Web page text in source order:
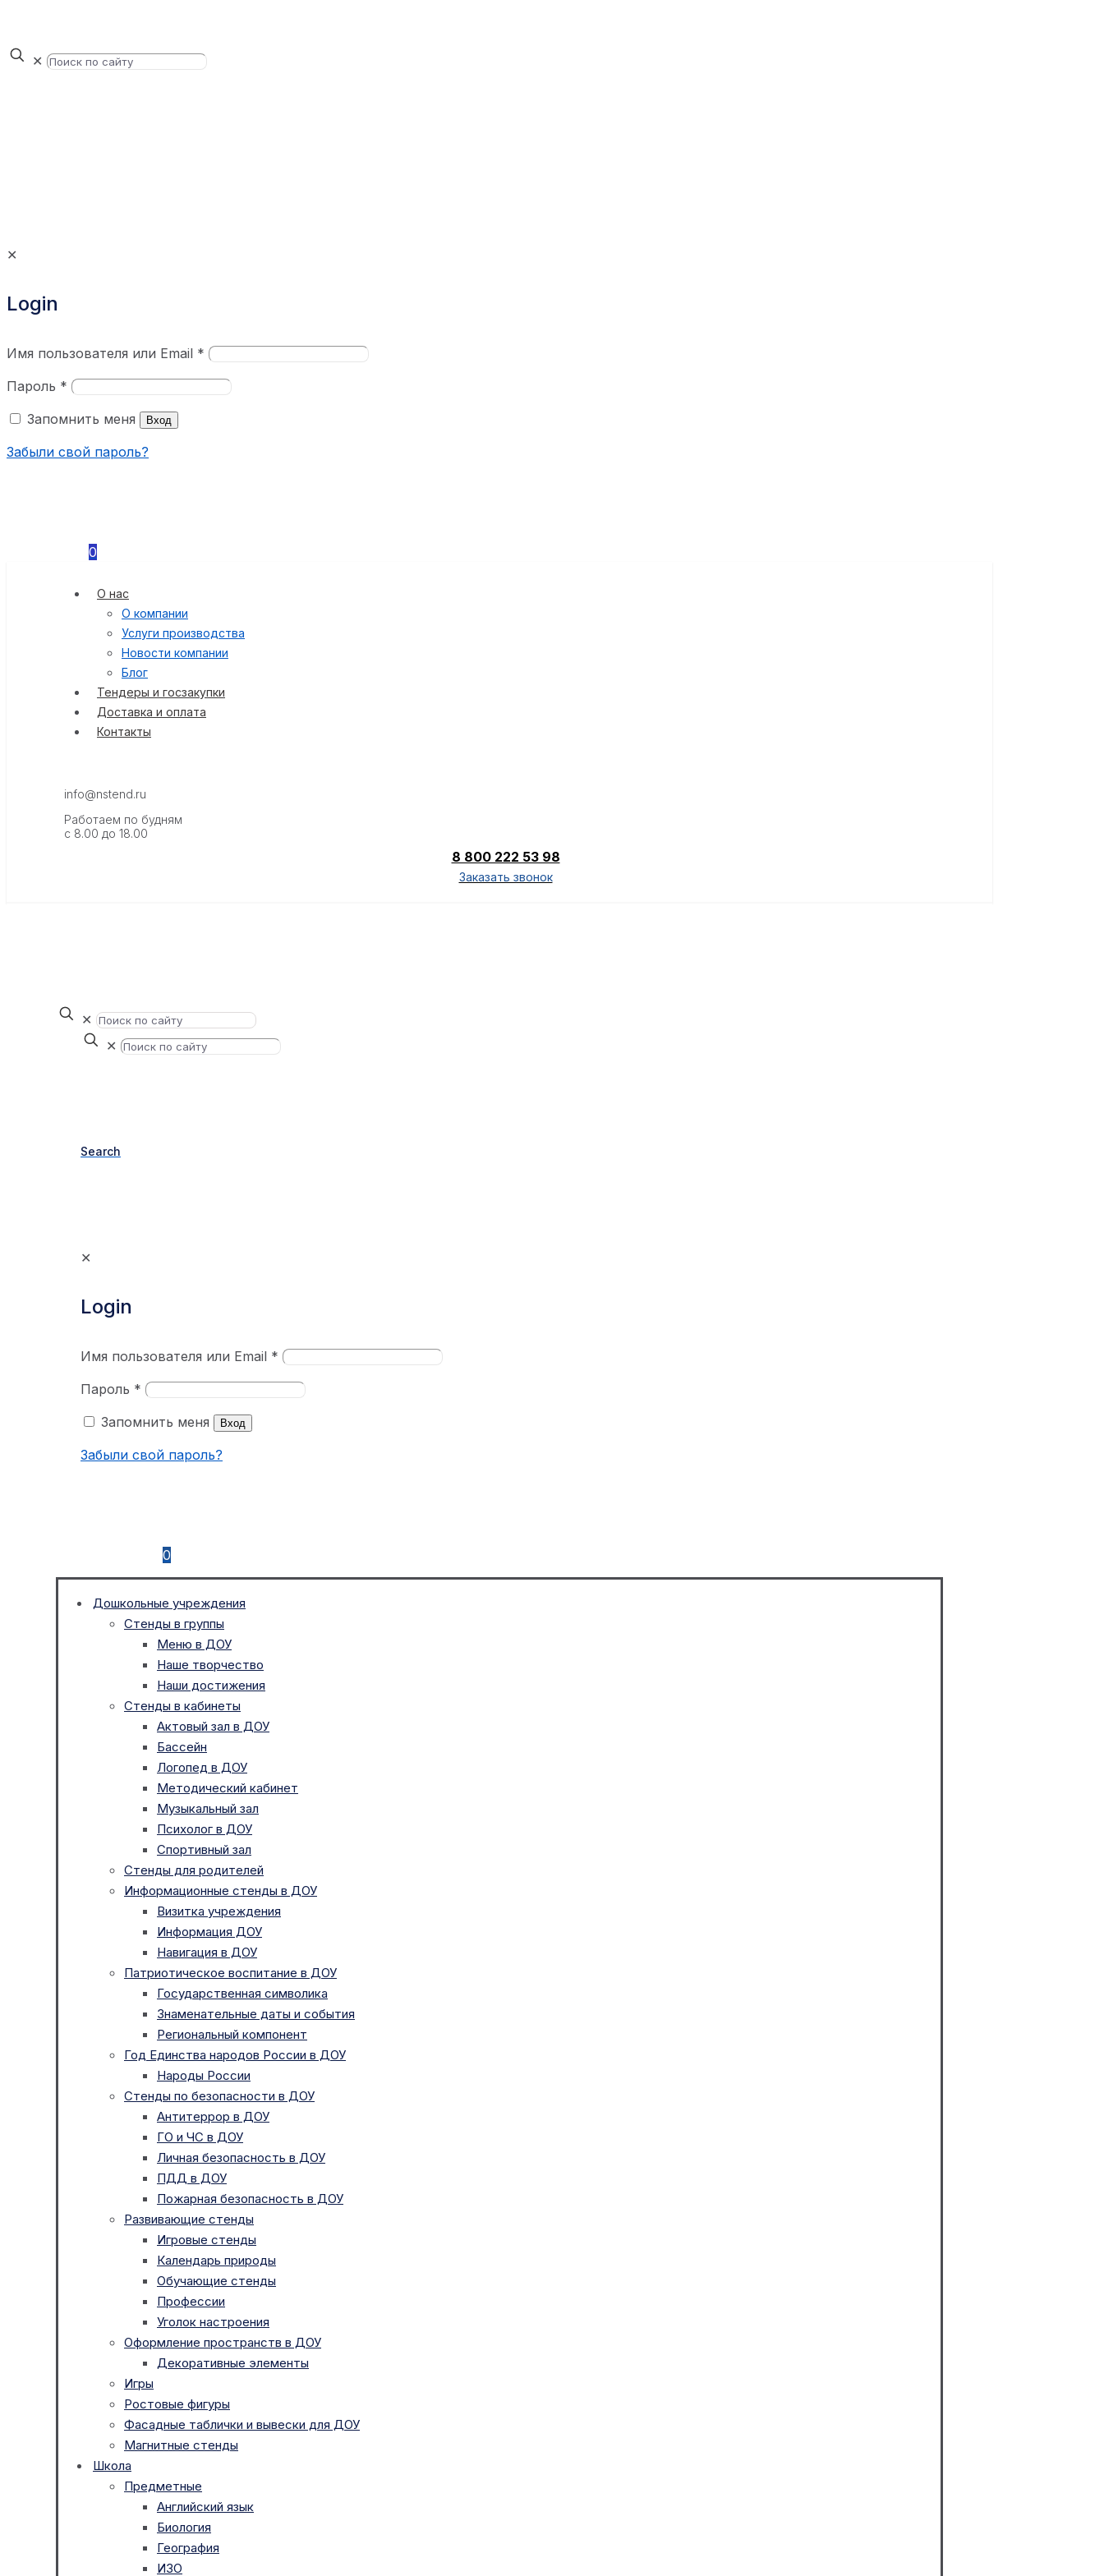
✕
✕
Login
Имя пользователя или Email *
Пароль *
Запомнить меня
Вход
Забыли свой пароль?
0
О нас
О компании
Услуги производства
Новости компании
Блог
Тендеры и госзакупки
Доставка и оплата
Контакты
info@nstend.ru
Работаем по будням
с 8.00 до 18.00
8 800 222 53 98
Заказать звонок
✕
✕
Search
✕
Login
Имя пользователя или Email *
Пароль *
Запомнить меня
Вход
Забыли свой пароль?
0
Дошкольные учреждения
Стенды в группы
Меню в ДОУ
Наше творчество
Наши достижения
Стенды в кабинеты
Актовый зал в ДОУ
Бассейн
Логопед в ДОУ
Методический кабинет
Музыкальный зал
Психолог в ДОУ
Спортивный зал
Стенды для родителей
Информационные стенды в ДОУ
Визитка учреждения
Информация ДОУ
Навигация в ДОУ
Патриотическое воспитание в ДОУ
Государственная символика
Знаменательные даты и события
Региональный компонент
Год Единства народов России в ДОУ
Народы России
Стенды по безопасности в ДОУ
Антитеррор в ДОУ
ГО и ЧС в ДОУ
Личная безопасность в ДОУ
ПДД в ДОУ
Пожарная безопасность в ДОУ
Развивающие стенды
Игровые стенды
Календарь природы
Обучающие стенды
Профессии
Уголок настроения
Оформление пространств в ДОУ
Декоративные элементы
Игры
Ростовые фигуры
Фасадные таблички и вывески для ДОУ
Магнитные стенды
Школа
Предметные
Английский язык
Биология
География
ИЗО